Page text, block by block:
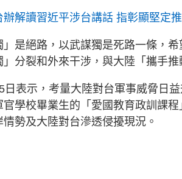
辦解讀習近平涉台講話 指彰顯堅定
是絕路，以武謀獨是死路一條，
分裂和外來干涉，與大陸「攜手
日表示，考量大陸對台軍事威脅日
學校畢業生的「愛國教育政訓課
勢及大陸對台滲透侵擾現況。